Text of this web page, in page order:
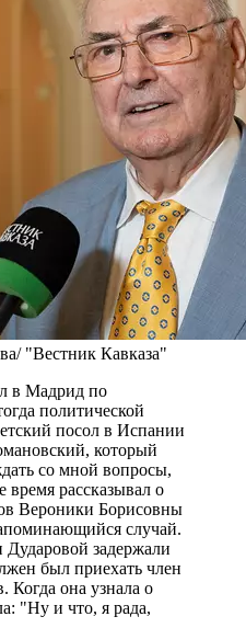
"Вестник Кавказа"
в Мадрид по
политической
посол в Испании
который
со мной вопросы,
время рассказывал о
Вероники Борисовны
случай.
задержали
был приехать член
она узнала о
"Ну и что, я рада,